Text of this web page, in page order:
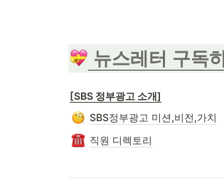
뉴스레터 구독
[SBS 정부광고 소개]
SBS정부광고 미션,비전,가치
직원 디렉토리